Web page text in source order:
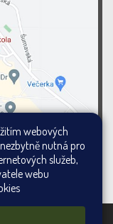
webových
nutná pro
služeb,
webu